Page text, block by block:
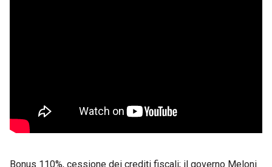
Bonus 110%, cessione dei crediti fiscali; il governo Meloni